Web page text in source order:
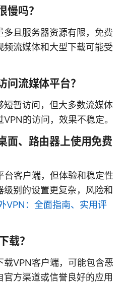
慢吗？
且服务器资源有限，免费
频流媒体和大型下载可能受
问流媒体平台？
短暂访问，但大多数流媒体
的访问，效果不稳定。
面、路由器上使用免费
台客户端，但体验和稳定性
级别的设置更复杂，风险和
VPN：全面指南、实用评
载？
载VPN客户端，可能包含恶
方渠道或信誉良好的应用